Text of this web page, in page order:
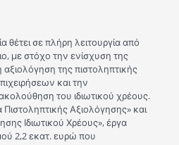
σε πλήρη λειτουργία από
με στόχο την ενίσχυση της
της πιστοληπτικής
και την
του ιδιωτικού χρέους.
Πιστοληπτικής Αξιολόγησης» και
Ιδιωτικού Χρέους», έργα
2,2 εκατ. ευρώ που